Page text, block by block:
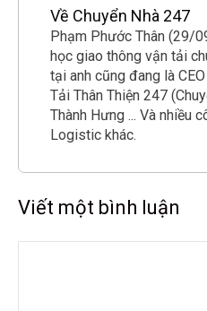
Về Chuyển Nhà 247
Phạm Phước Thân (29/
học giao thông vận tải
tại anh cũng đang là
Tải Thân Thiện 247
Thành Hưng ... Và nhiều
Logistic khác.
Viết một bình luận